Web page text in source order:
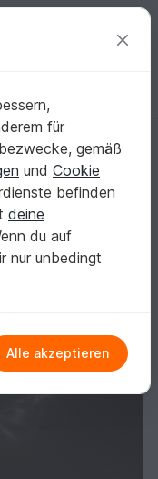
Kostenlos registrieren
mit Geld
für
gemäß
und Cookie
befinden
deine
du auf
nur unbedingt
Alle akzeptieren